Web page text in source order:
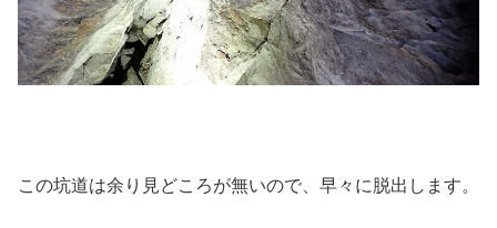
この坑道は余り見どころが無いので、早々に脱出します。